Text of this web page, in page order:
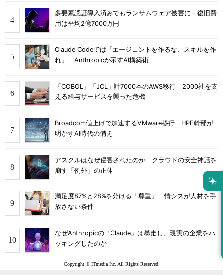
多要素認証導入済みでもランサムウェア被害に 復旧費
用は平均2億7000万円
Claude Codeでは「エージェントを作るな、スキルを作
れ」 Anthropicが示すAI構築術
「COBOL」「JCL」計7000本のAWS移行 2000社を支
える給与サービスを襲った危機
Broadcom値上げで加速するVMware移行 HPE幹部が
明かすAI時代の備え
アスクルはなぜ侵害されたのか クラウドの安全神話を
崩す「例外」の正体
満足度87%と28%を分ける「尊重」 情シスが人材を手
放さない条件
なぜAnthropicの「Claude」は暴走し、現実の企業をハ
ッキングしたのか
Copyright © ITmedia Inc. All Rights Reserved.